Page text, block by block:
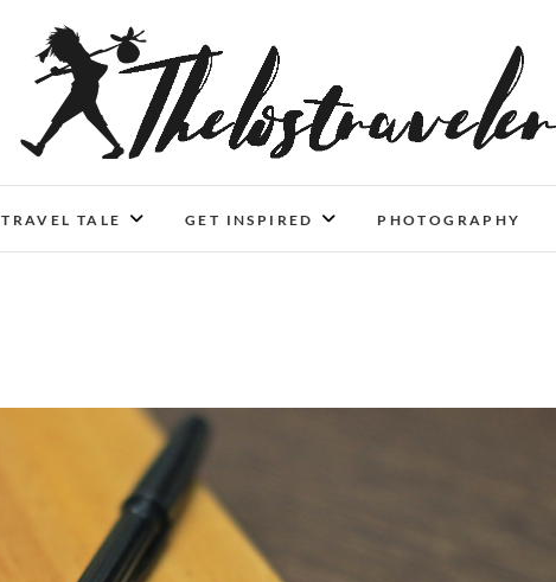
An Independent Traveler
TRAVEL TALE GET INSPIRED PHOTOGRAPHY